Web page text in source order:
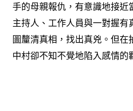
手的母親報仇，有意識地接近
主持人、工作人員與一對握有
圖釐清真相，找出真兇。但在
中村卻不知不覺地陷入感情的